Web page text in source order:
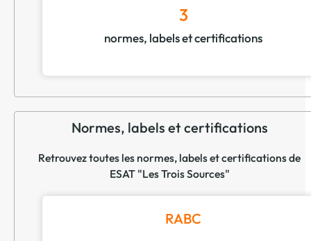
3
normes, labels et certifications
Normes, labels et certifications
Retrouvez toutes les normes, labels et certifications de
ESAT "Les Trois Sources"
RABC